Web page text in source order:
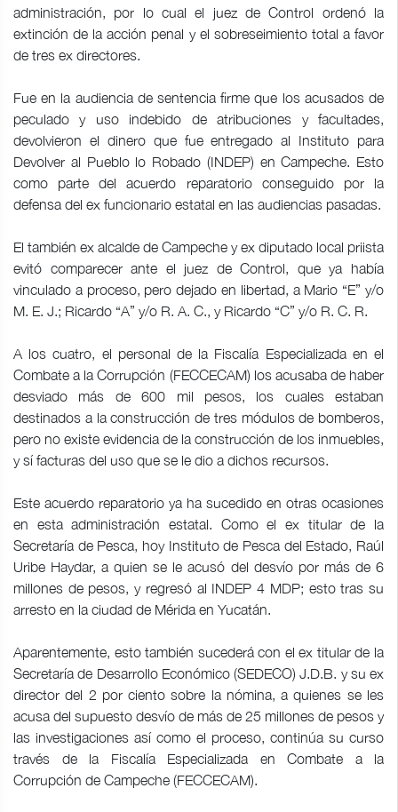
administración, por lo cual el juez de Control ordenó la
extinción de la acción penal y el sobreseimiento total a favor
de tres ex directores.
Fue en la audiencia de sentencia firme que los acusados de
peculado y uso indebido de atribuciones y facultades,
devolvieron el dinero que fue entregado al Instituto para
Devolver al Pueblo lo Robado (INDEP) en Campeche. Esto
como parte del acuerdo reparatorio conseguido por la
defensa del ex funcionario estatal en las audiencias pasadas.
El también ex alcalde de Campeche y ex diputado local priista
evitó comparecer ante el juez de Control, que ya había
vinculado a proceso, pero dejado en libertad, a Mario “E” y/o
M. E. J.; Ricardo “A” y/o R. A. C., y Ricardo “C” y/o R. C. R.
A los cuatro, el personal de la Fiscalía Especializada en el
Combate a la Corrupción (FECCECAM) los acusaba de haber
desviado más de 600 mil pesos, los cuales estaban
destinados a la construcción de tres módulos de bomberos,
pero no existe evidencia de la construcción de los inmuebles,
y sí facturas del uso que se le dio a dichos recursos.
Este acuerdo reparatorio ya ha sucedido en otras ocasiones
en esta administración estatal. Como el ex titular de la
Secretaría de Pesca, hoy Instituto de Pesca del Estado, Raúl
Uribe Haydar, a quien se le acusó del desvío por más de 6
millones de pesos, y regresó al INDEP 4 MDP; esto tras su
arresto en la ciudad de Mérida en Yucatán.
Aparentemente, esto también sucederá con el ex titular de la
Secretaría de Desarrollo Económico (SEDECO) J.D.B. y su ex
director del 2 por ciento sobre la nómina, a quienes se les
acusa del supuesto desvío de más de 25 millones de pesos y
las investigaciones así como el proceso, continúa su curso
través de la Fiscalía Especializada en Combate a la
Corrupción de Campeche (FECCECAM).